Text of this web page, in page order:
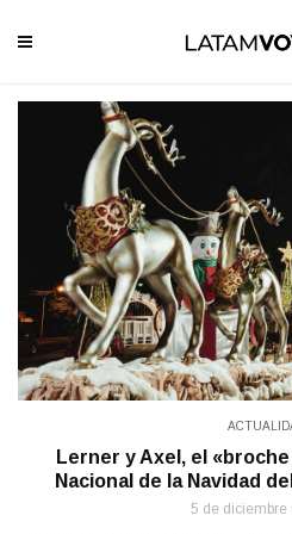
Lerner y Axel, el
Nacional de la Navidad
5 de diciembre